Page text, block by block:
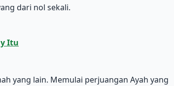
dari nol sekali.
Itu
yang lain. Memulai perjuangan Ayah yang